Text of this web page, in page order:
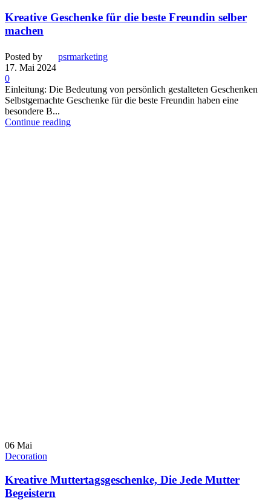
Kreative Geschenke für die beste Freundin selber
machen
Posted by
psrmarketing
17. Mai 2024
0
Einleitung: Die Bedeutung von persönlich gestalteten Geschenken
Selbstgemachte Geschenke für die beste Freundin haben eine
besondere B...
Continue reading
06 Mai
Decoration
Kreative Muttertagsgeschenke, Die Jede Mutter
Begeistern